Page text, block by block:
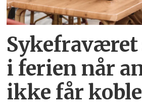
i ferien når
ikke får